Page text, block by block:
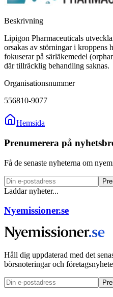
Beskrivning
Lipigon Pharmaceuticals
orsakas av störningar i kroppens
fokuserar på särläkemedel
där tillräcklig behandling saknas.
Organisationsnummer
556810-9077
Hemsida
Prenumerera på
Få de senaste nyheterna om
Laddar nyheter...
Nyemissioner.se
Håll dig uppdaterad med det
börsnoteringar och